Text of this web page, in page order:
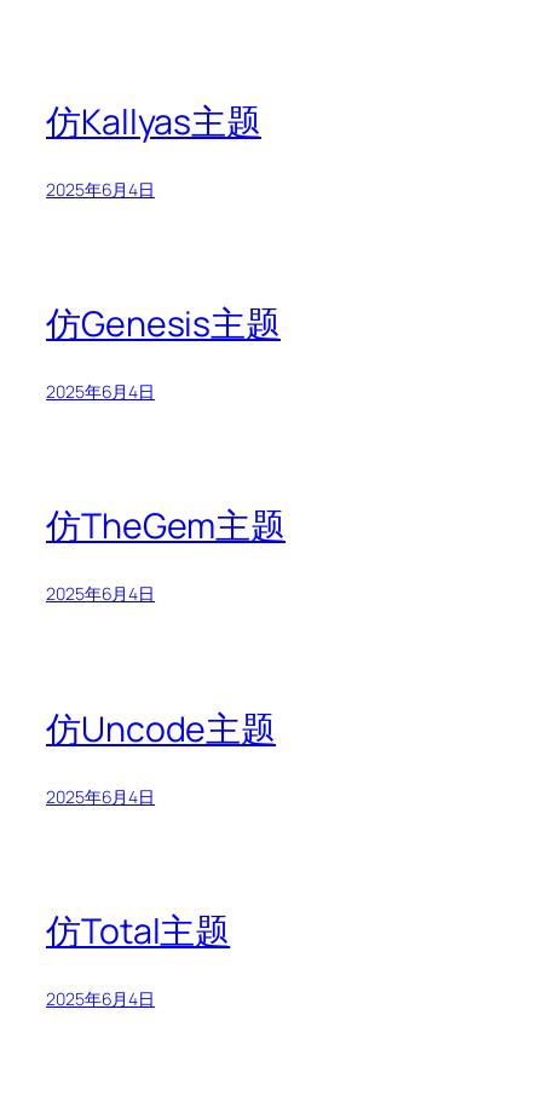
仿Kallyas主题
2025年6月4日
仿Genesis主题
2025年6月4日
仿TheGem主题
2025年6月4日
仿Uncode主题
2025年6月4日
仿Total主题
2025年6月4日